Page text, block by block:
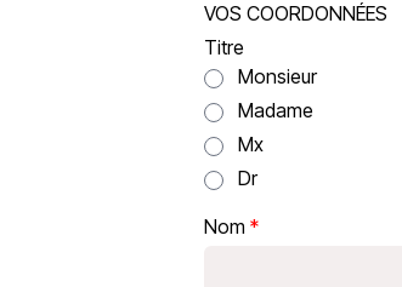
VOS COORDONNÉES
Titre
Monsieur
Madame
Mx
Dr
Nom